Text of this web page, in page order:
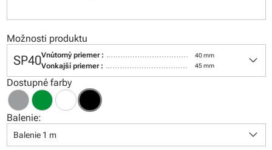
Možnosti produktu
SP40Vnútorný priemer : 40 mm
Vonkajší priemer : 45 mm keyboard_arrow_down
Dostupné farby
Balenie:
Balenie 1 m keyboard_arrow_down